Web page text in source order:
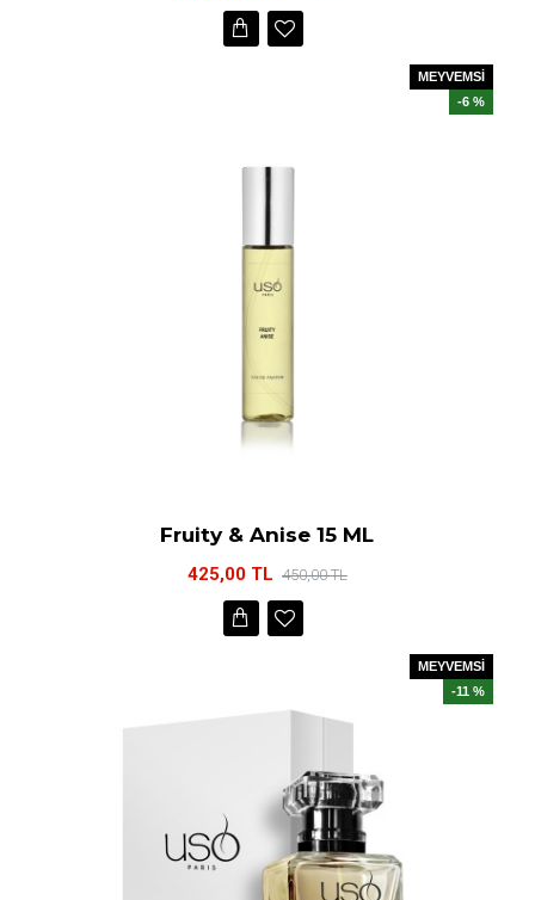
MEYVEMSİ
-6 %
Fruity & Anise 15 ML
425,00 TL 450,00 TL
MEYVEMSİ
-11 %